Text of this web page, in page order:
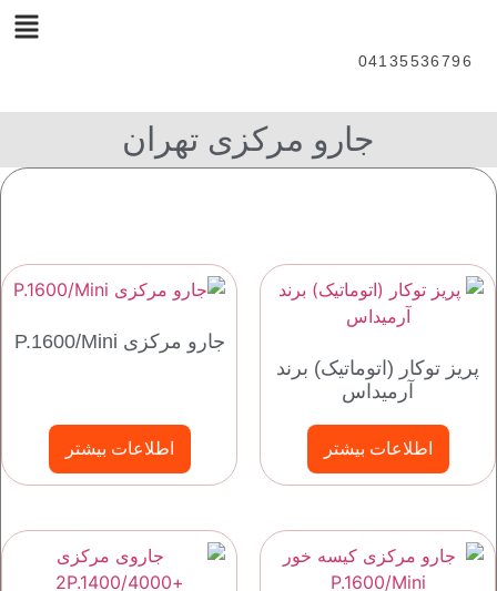
04135536796
جارو مرکزی تهران
پریز توکار (اتوماتیک) برند
آرمیداس
اطلاعات بیشتر
جارو مرکزی P.1600/Mini
اطلاعات بیشتر